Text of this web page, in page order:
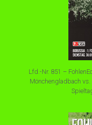
Lfd.-Nr. 851 –
Mönchengladbach